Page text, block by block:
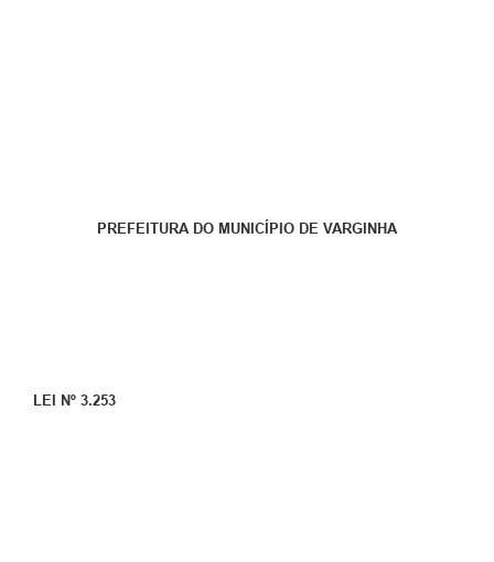
PREFEITURA DO MUNICÍPIO DE VARGINHA
LEI Nº 3.253